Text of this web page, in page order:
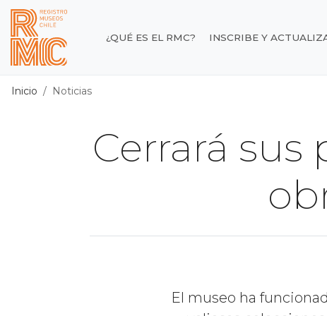
Contenido principal
Registro de Museos
¿QUÉ ES EL RMC? INSCRIBE Y
Inicio Noticias
Cerrará
El museo ha